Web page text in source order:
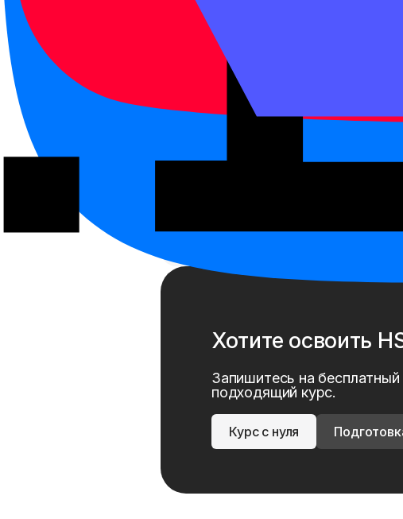
предоставляет платформу для
Связанные термины
Хотите освоить
Запишитесь на
подходящий курс.
Курс с нуля